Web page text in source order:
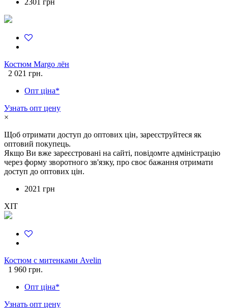
2301 грн
Костюм Margo лён
2 021 грн.
Опт ціна*
Узнать опт цену
×
Щоб отримати доступ до оптових цін, зареєструйтеся як
оптовий покупець.
Якщо Ви вже зареєстровані на сайті, повідомте адміністрацію
через форму зворотного зв'язку, про своє бажання отримати
доступ до оптових цін.
2021 грн
ХІТ
Костюм c митенками Avelin
1 960 грн.
Опт ціна*
Узнать опт цену